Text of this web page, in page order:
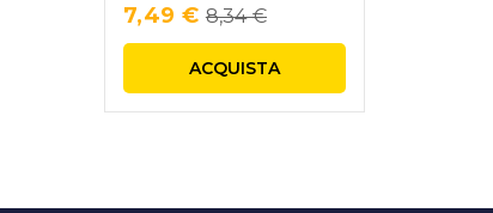
7,49 € Regular
price
8,34 €
ACQUISTA